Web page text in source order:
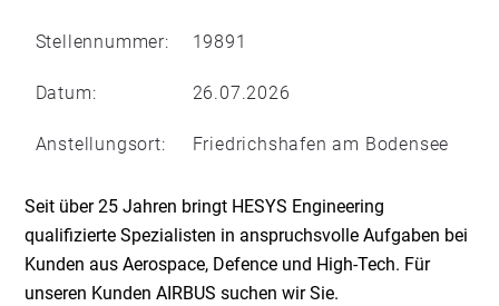
Stellennummer: 19891
Datum: 26.07.2026
Anstellungsort: Friedrichshafen am Bodensee
Seit über 25 Jahren bringt HESYS Engineering
qualifizierte Spezialisten in anspruchsvolle Aufgaben bei
Kunden aus Aerospace, Defence und High-Tech. Für
unseren Kunden AIRBUS suchen wir Sie.